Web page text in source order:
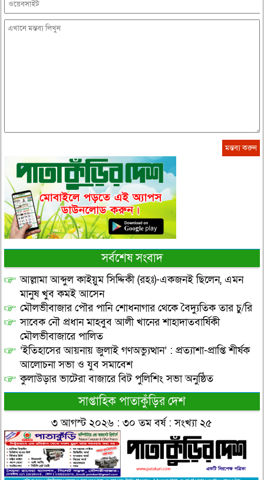
সর্বশেষ সংবাদ
আল্লামা আব্দুল কাইয়ুম সিদ্দিকী (রহঃ)-একজনই ছিলেন, এমন
মানুষ খুব কমই আসেন
মৌলভীবাজার পৌর পানি শোধনাগার থেকে বৈদ্যুতিক তার চু/রি
সাবেক নৌ প্রধান মাহবুব আলী খানের শাহাদাতবার্ষিকী
মৌলভীবাজারে পালিত
‘ইতিহাসের আয়নায় জুলাই গণঅভ্যুত্থান’ : প্রত্যাশা-প্রাপ্তি শীর্ষক
আলোচনা সভা ও যুব সমাবেশ
কুলাউড়ার ভাটেরা বাজারে বিট পুলিশিং সভা অনুষ্ঠিত
সাপ্তাহিক পাতাকুঁড়ির দেশ
৩ আগস্ট ২০২৬ : ৩০ তম বর্ষ : সংখ্যা ২৫